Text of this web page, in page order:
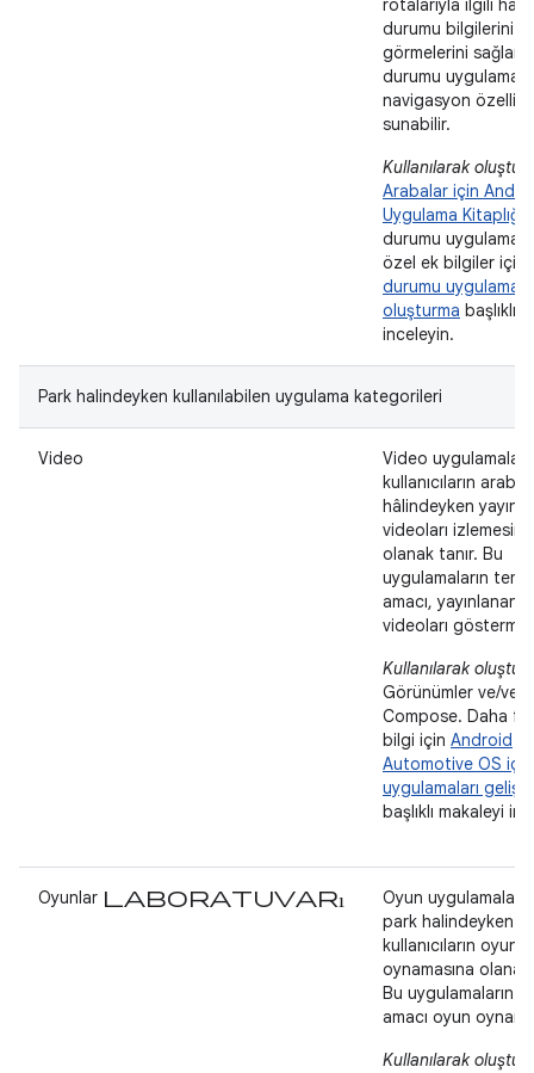
durumu bilgilerini
görmelerini sağlar.
durumu
navigasyon
sunabilir.
Kullanılarak
Arabalar için
Uygulama Kitaplığı
durumu
özel ek bilgiler için
durumu uygulaması
oluşturma başlıklı
inceleyin.
Park halindeyken kullanılabilen uygulama kategorileri
Video
Video uygulamaları,
kullanıcıların araba
hâlindeyken
videoları izlemesine
olanak tanır. Bu
uygulamaların
amacı, yayınlanan
videoları
Kullanılarak
Görünümler ve/
Compose. Daha
bilgi için Android
Automotive OS
uygulamaları
başlıklı makaleyi
Oyunlar laboratuvarı
Oyun
park halindeyken
kullanıcıların oyun
oynamasına olanak
Bu uygulamaların
amacı oyun
Kullanılarak